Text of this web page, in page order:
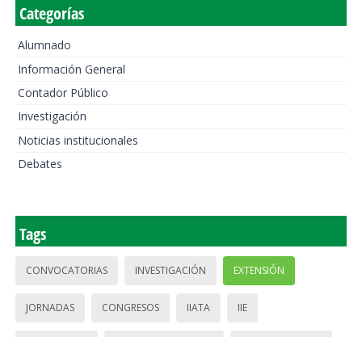
Categorías
Alumnado
Información General
Contador Público
Investigación
Noticias institucionales
Debates
Tags
CONVOCATORIAS INVESTIGACIÓN EXTENSIÓN
JORNADAS CONGRESOS IIATA IIE